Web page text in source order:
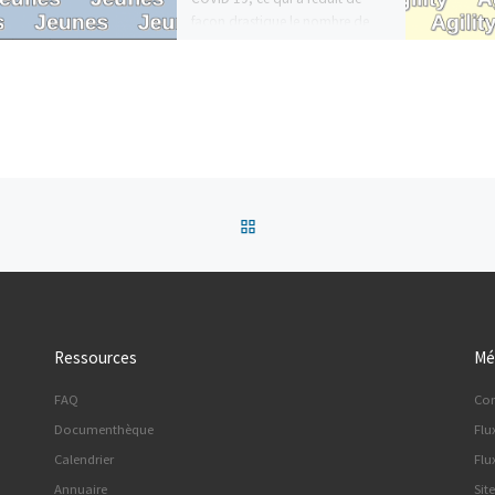
Ressources
FAQ
Documenthèque
Calendrier
Annuaire